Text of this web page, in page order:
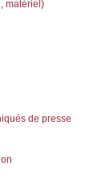
matériel)
de presse